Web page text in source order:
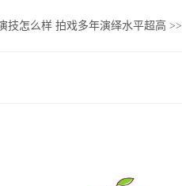
技怎么样 拍戏多年演绎水平超高 >>